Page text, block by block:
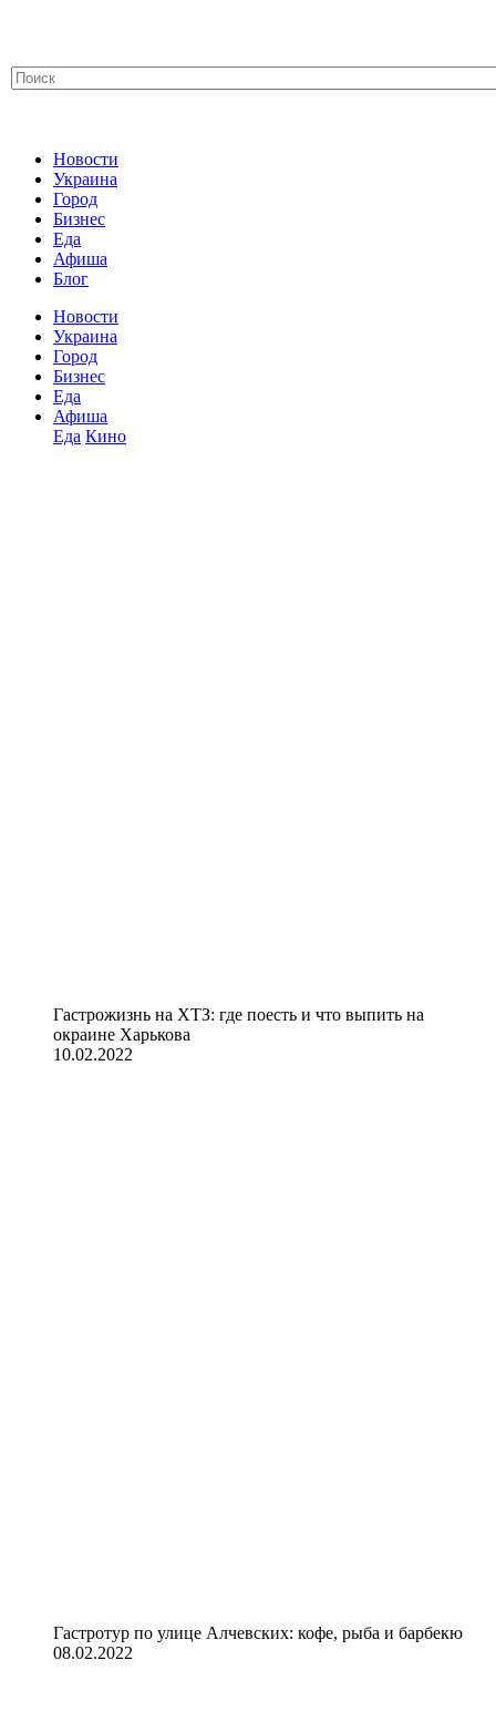
Новости
Украина
Город
Бизнес
Еда
Афиша
Блог
Новости
Украина
Город
Бизнес
Еда
Афиша
Еда Кино
Гастрожизнь на ХТЗ: где поесть и что выпить на
окраине Харькова
10.02.2022
Гастротур по улице Алчевских: кофе, рыба и барбекю
08.02.2022